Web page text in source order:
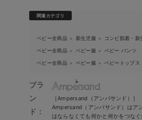
関連カテゴリ
ベビー全商品 ＞ 新生児服 ＞ コンビ肌着・
ベビー全商品 ＞ ベビー服 ＞ ベビー パンツ
ベビー全商品 ＞ ベビー服 ＞ ベビートップス
ブラ
ン
ド：
［Ampersand（アンパサンド）］
Ampersand（アンパサンド）はア
はならなくても何かと何かをつな